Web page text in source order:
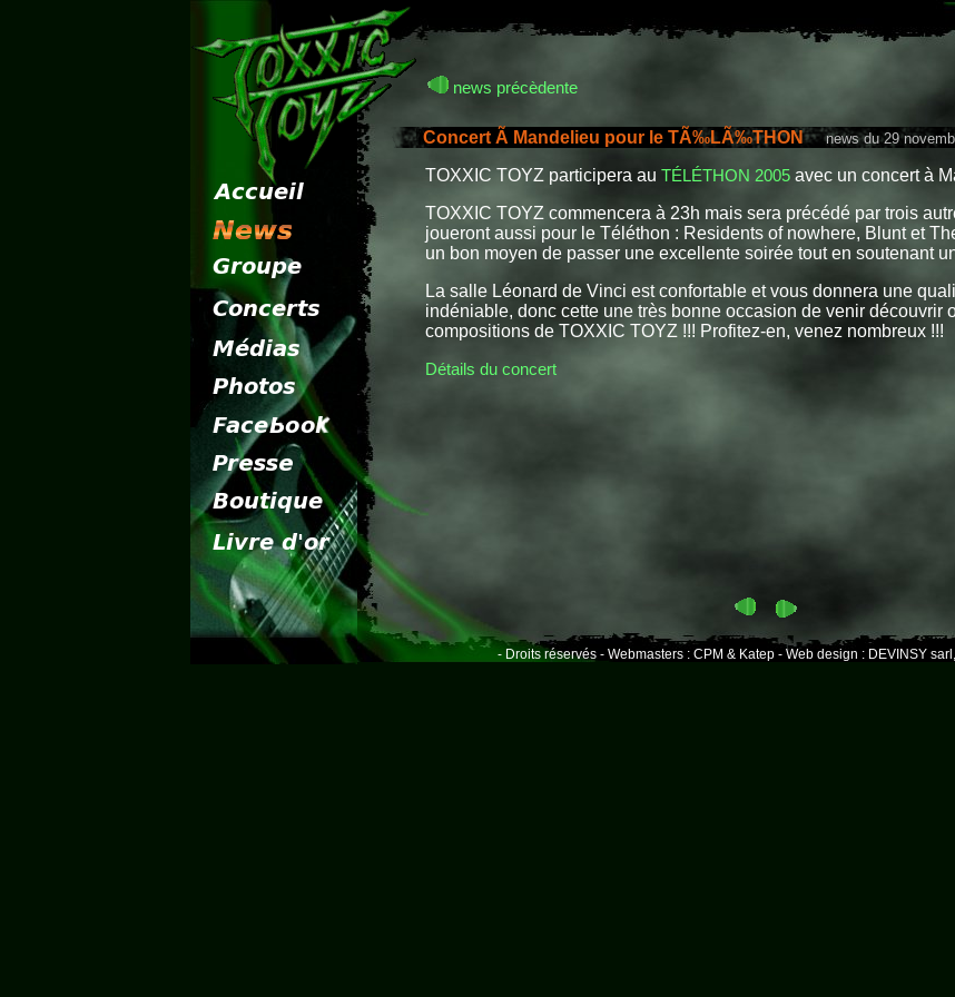
news précèdente
Concert Ã Mandelieu pour le TÃ‰LÃ‰THONnews du 29
TOXXIC TOYZ participera au TÉLÉTHON 2005avec un concert à
TOXXIC TOYZ commencera à 23h mais sera précédé par trois
joueront aussi pour le Téléthon : Residents of nowhere, Blunt et
un bon moyen de passer une excellente soirée tout en soutenant
La salle Léonard de Vinci est confortable et vous donnera une
indéniable, donc cette une très bonne occasion de venir découvrir
compositions de TOXXIC TOYZ !!! Profitez-en, venez nombreux !!!
Détails du concert
- Droits réservés - Webmasters : CPM & Katep - Web design : DEVINSY